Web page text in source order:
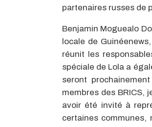
partenaires russes de
Benjamin Moguealo
locale de
réunit les
spéciale de Lola a
seront
membres des BRICS,
avoir été invité à
certaines communes,